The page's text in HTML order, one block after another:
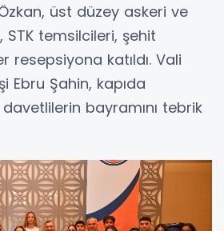
üst düzey askeri ve
temsilcileri, şehit
resepsiyona katıldı. Vali
Ebru Şahin, kapıda
davetlilerin bayramını tebrik